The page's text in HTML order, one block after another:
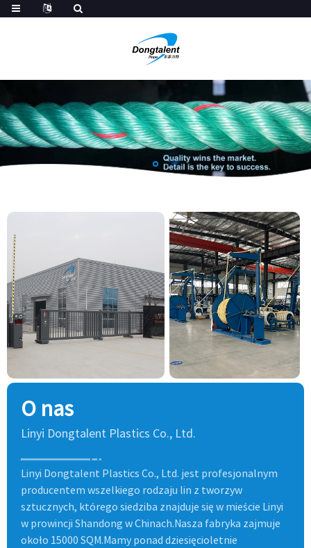
O nas
Linyi Dongtalent Plastics Co., Ltd.
Linyi Dongtalent Plastics Co., Ltd. jest profesjonalnym
producentem wszelkiego rodzaju lin z tworzyw
sztucznych, którego siedziba znajduje się w mieście Linyi
w prowincji Shandong w Chinach.Nasza fabryka zajmuje
około 15000 SQM.Mamy ponad dziesięcioletnie